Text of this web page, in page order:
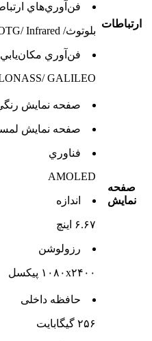
ارتباطات
فن‌آوري‌هاي
بلوتوث/ Wi-Fi/ QZSS/ OTG/ Infrared
فن‌آوري مکان‌يابي
GALILEO
صفحه
نمايش
صفحه نمايش
صفحه نمايش
فناوري
AMOLED
اندازه
۶.۶۷ اینچ
رزولوشن
۱۰۸۰x۲۴۰۰ پیکسل
حافظه داخلی
۲۵۶ گیگابایت